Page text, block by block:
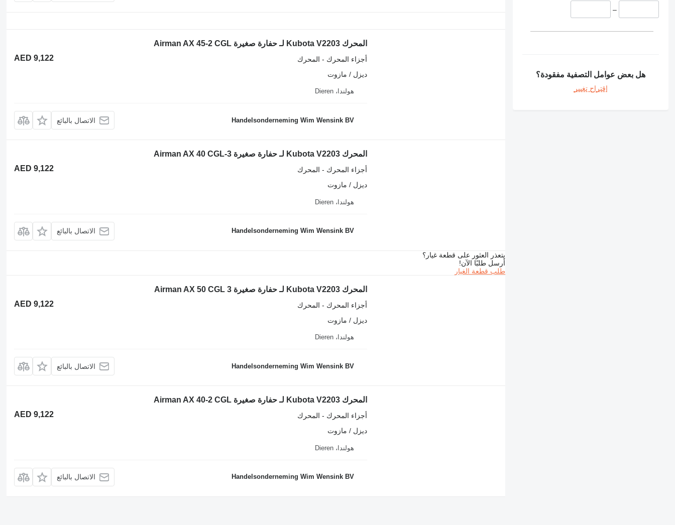
–
هل بعض عوامل التصفية مفقودة؟
اقتراح تغيير
المحرك Kubota V2203 لـ حفارة صغيرة Airman AX 45-2 CGL
AED 9,122
أجزاء المحرك - المحرك
ديزل / مازوت
هولندا، Dieren
Handelsonderneming Wim Wensink BV الاتصال بالبائع
المحرك Kubota V2203 لـ حفارة صغيرة Airman AX 40 CGL-3
AED 9,122
أجزاء المحرك - المحرك
ديزل / مازوت
هولندا، Dieren
Handelsonderneming Wim Wensink BV الاتصال بالبائع
يتعذر العثور على قطعة غيار؟
أرسل طلبًا الآن!
طلب قطعة الغيار
المحرك Kubota V2203 لـ حفارة صغيرة Airman AX 50 CGL 3
AED 9,122
أجزاء المحرك - المحرك
ديزل / مازوت
هولندا، Dieren
Handelsonderneming Wim Wensink BV الاتصال بالبائع
المحرك Kubota V2203 لـ حفارة صغيرة Airman AX 40-2 CGL
AED 9,122
أجزاء المحرك - المحرك
ديزل / مازوت
هولندا، Dieren
Handelsonderneming Wim Wensink BV الاتصال بالبائع